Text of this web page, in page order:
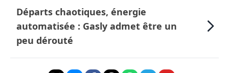
Départs chaotiques, énergie
automatisée : Gasly admet être un
peu dérouté